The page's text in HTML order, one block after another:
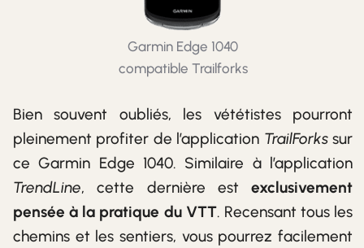
Garmin Edge 1040
compatible Trailforks
Bien souvent oubliés, les vététistes pourront
pleinement profiter de l’application TrailForkssur
ce Garmin Edge 1040. Similaire à l’application
TrendLine, cette dernière est exclusivement
pensée à la pratique du VTT. Recensant tous les
chemins et les sentiers, vous pourrez facilement